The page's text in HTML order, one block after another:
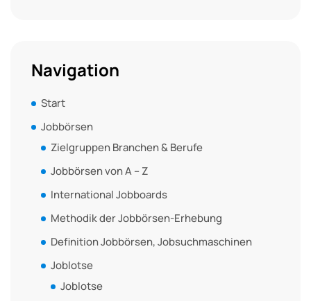
Navigation
Start
Jobbörsen
Zielgruppen Branchen & Berufe
Jobbörsen von A – Z
International Jobboards
Methodik der Jobbörsen-Erhebung
Definition Jobbörsen, Jobsuchmaschinen
Joblotse
Joblotse